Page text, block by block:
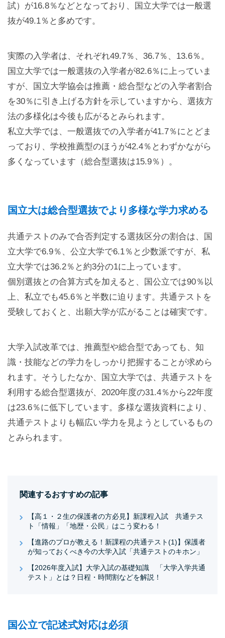
試）が16.8％などとなっており、国立大学では一般選
抜が49.1％と多めです。
実際の入学者は、それぞれ49.7％、36.7％、13.6％。
国立大学では一般選抜の入学者が82.6％に上っていま
すが、国立大学協会は推薦・総合型などの入学者割合
を30％に引き上げる方針を示していますから、選抜方
法の多様化は今後も広がるとみられます。
私立大学では、一般選抜での入学者が41.7％にとどま
っており、学校推薦型のほうが42.4％とわずかながら
多くなっています（総合型選抜は15.9％）。
国立大は総合型選抜でより多様な学力求める
共通テストのみで合否判定する選抜区分の割合は、国
立大学で6.9％、公立大学で6.1％と少数派ですが、私
立大学では36.2％と約3分の1に上っています。
個別選抜との合算方式を加えると、国公立では90％以
上、私立でも45.6％と半数に迫ります。共通テストを
受験しておくと、出願大学が広がることは確実です。
大学入試改革では、推薦型や総合型であっても、知
識・技能などの学力をしっかり把握することが求めら
れます。そうしたなか、国立大学では、共通テストを
利用する総合型選抜が、2020年度の31.4％から22年度
は23.6％に低下しています。多様な選抜資料により、
共通テストよりも幅広い学力を見ようとしているもの
とみられます。
関連するおすすめの記事
【高１・２生の保護者の方必見】新課程入試 共通テス
ト「情報」「地歴・公民」はこう変わる！
【進路のプロが教える！新課程の共通テスト(1)】保護者
が知っておくべき今の大学入試「共通テストのキホン」
【2026年度入試】大学入試の基礎知識 「大学入学共通
テスト」とは？日程・時間割などを解説！
国公立で記述式対応は必須